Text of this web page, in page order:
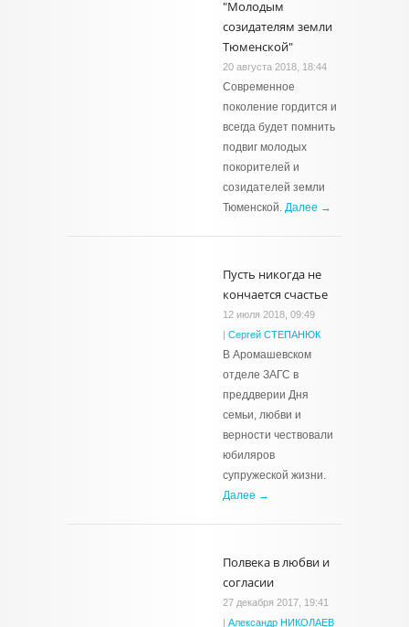
"Молодым
созидателям земли
Тюменской"
20 августа 2018, 18:44
Современное
поколение гордится и
всегда будет помнить
подвиг молодых
покорителей и
созидателей земли
Тюменской. Далее →
Пусть никогда не
кончается счастье
12 июля 2018, 09:49
| Сергей СТЕПАНЮК
В Аромашевском
отделе ЗАГС в
преддверии Дня
семьи, любви и
верности чествовали
юбиляров
супружеской жизни.
Далее →
Полвека в любви и
согласии
27 декабря 2017, 19:41
| Александр НИКОЛАЕВ